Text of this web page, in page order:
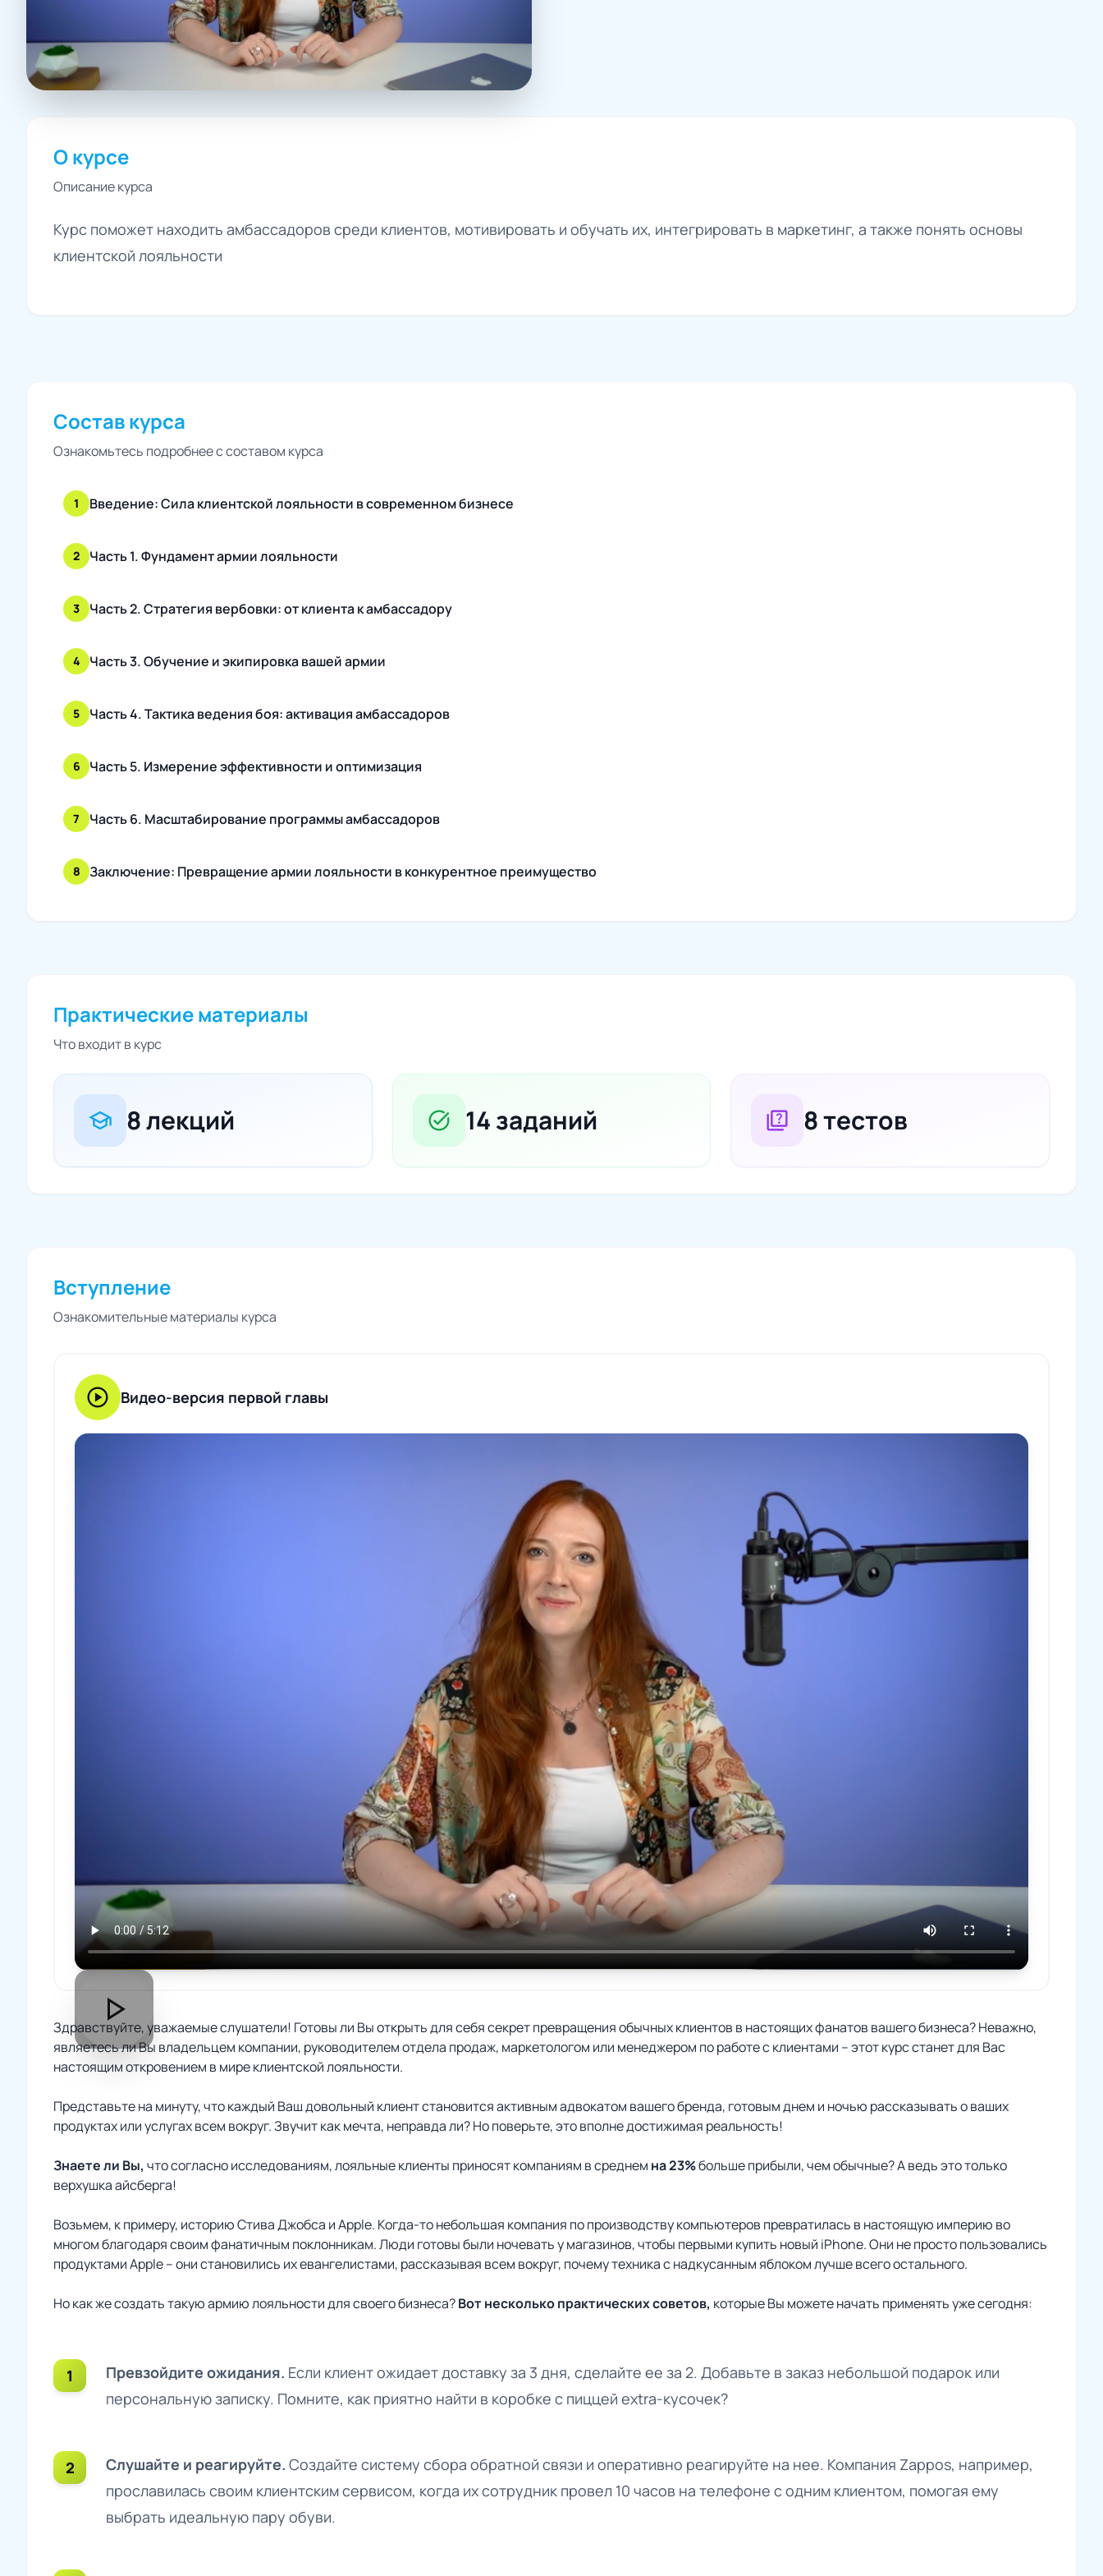
О курсе
Описание курса
Курс поможет находить амбассадоров среди клиентов, мотивировать и обучать их, интегрировать в маркетинг, а также понять основы
клиентской лояльности
Состав курса
Ознакомьтесь подробнее с составом курса
1 Введение: Сила клиентской лояльности в современном бизнесе
2 Часть 1. Фундамент армии лояльности
3 Часть 2. Стратегия вербовки: от клиента к амбассадору
4 Часть 3. Обучение и экипировка вашей армии
5 Часть 4. Тактика ведения боя: активация амбассадоров
6 Часть 5. Измерение эффективности и оптимизация
7 Часть 6. Масштабирование программы амбассадоров
8 Заключение: Превращение армии лояльности в конкурентное преимущество
Практические материалы
Что входит в курс
school 8 лекций task_alt 14 заданий quiz 8 тестов
Вступление
Ознакомительные материалы курса
play_circle Видео-версия первой главы
play_arrow
Здравствуйте, уважаемые слушатели! Готовы ли Вы открыть для себя секрет превращения обычных клиентов в настоящих фанатов вашего бизнеса? Неважно,
являетесь ли Вы владельцем компании, руководителем отдела продаж, маркетологом или менеджером по работе с клиентами – этот курс станет для Вас
настоящим откровением в мире клиентской лояльности.
Представьте на минуту, что каждый Ваш довольный клиент становится активным адвокатом вашего бренда, готовым днем и ночью рассказывать о ваших
продуктах или услугах всем вокруг. Звучит как мечта, неправда ли? Но поверьте, это вполне достижимая реальность!
Знаете ли Вы, что согласно исследованиям, лояльные клиенты приносят компаниям в среднем на 23%больше прибыли, чем обычные? А ведь это только
верхушка айсберга!
Возьмем, к примеру, историю Стива Джобса и Apple. Когда-то небольшая компания по производству компьютеров превратилась в настоящую империю во
многом благодаря своим фанатичным поклонникам. Люди готовы были ночевать у магазинов, чтобы первыми купить новый iPhone. Они не просто пользовались
продуктами Apple – они становились их евангелистами, рассказывая всем вокруг, почему техника с надкусанным яблоком лучше всего остального.
Но как же создать такую армию лояльности для своего бизнеса?Вот несколько практических советов, которые Вы можете начать применять уже сегодня:
Превзойдите ожидания. Если клиент ожидает доставку за 3 дня, сделайте ее за 2. Добавьте в заказ небольшой подарок или
персональную записку. Помните, как приятно найти в коробке с пиццей extra-кусочек?
Слушайте и реагируйте. Создайте систему сбора обратной связи и оперативно реагируйте на нее. Компания Zappos, например,
прославилась своим клиентским сервисом, когда их сотрудник провел 10 часов на телефоне с одним клиентом, помогая ему
выбрать идеальную пару обуви.